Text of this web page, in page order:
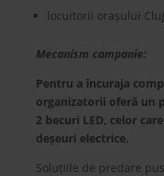
locuitorii orașului
Mecanism campanie:
Pentru a încuraja
organizatorii oferă un
2 becuri LED, celor
deșeuri electrice.
Soluțiile de predare